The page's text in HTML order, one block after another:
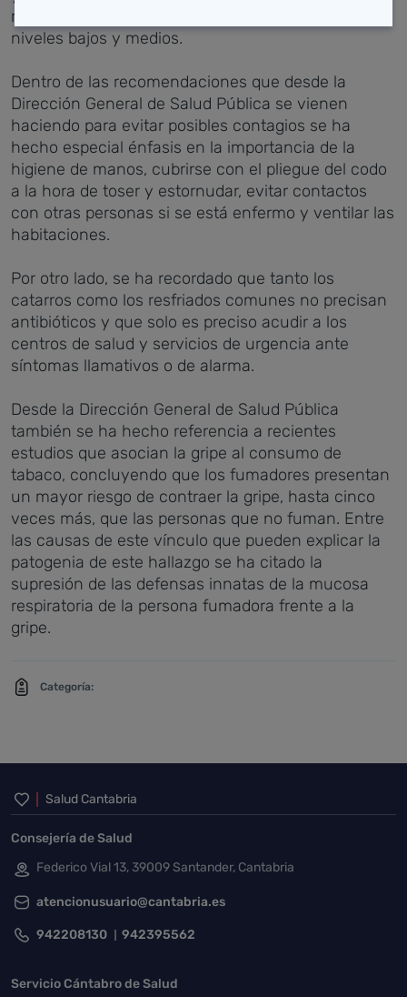
resto de comunidades autónomas ha alcanzado
niveles bajos y medios.
Dentro de las recomendaciones que desde la
Dirección General de Salud Pública se vienen
haciendo para evitar posibles contagios se ha
hecho especial énfasis en la importancia de la
higiene de manos, cubrirse con el pliegue del codo
a la hora de toser y estornudar, evitar contactos
con otras personas si se está enfermo y ventilar las
habitaciones.
Por otro lado, se ha recordado que tanto los
catarros como los resfriados comunes no precisan
antibióticos y que solo es preciso acudir a los
centros de salud y servicios de urgencia ante
síntomas llamativos o de alarma.
Desde la Dirección General de Salud Pública
también se ha hecho referencia a recientes
estudios que asocian la gripe al consumo de
tabaco, concluyendo que los fumadores presentan
un mayor riesgo de contraer la gripe, hasta cinco
veces más, que las personas que no fuman. Entre
las causas de este vínculo que pueden explicar la
patogenia de este hallazgo se ha citado la
supresión de las defensas innatas de la mucosa
respiratoria de la persona fumadora frente a la
gripe.
Categoría:
Inicio del pie de página
Salud Cantabria
Consejería de Salud
Federico Vial 13, 39009 Santander, Cantabria
atencionusuario@cantabria.es
942208130 942395562
Servicio Cántabro de Salud